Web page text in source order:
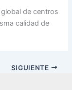
de centros
calidad de
SIGUIENTE